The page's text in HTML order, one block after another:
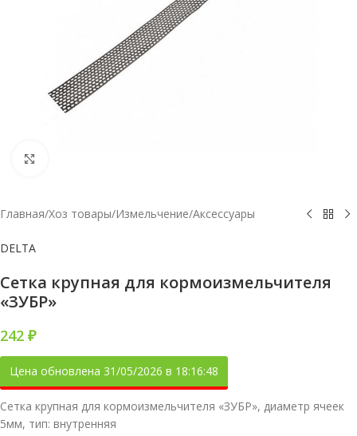
Главная/Хоз товары/Измельчение/Аксессуары
DELTA
Сетка крупная для кормоизмельчителя
«ЗУБР»
242 ₽
Цена обновлена 31/05/2026 в 18:16:48
Сетка крупная для кормоизмельчителя «ЗУБР», диаметр ячеек
5мм, тип: внутренняя